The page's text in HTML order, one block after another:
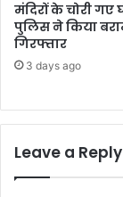
मंदिरों के चोरी
पुलिस ने किया
गिरफ्तार
3 days ago
Leave a Reply